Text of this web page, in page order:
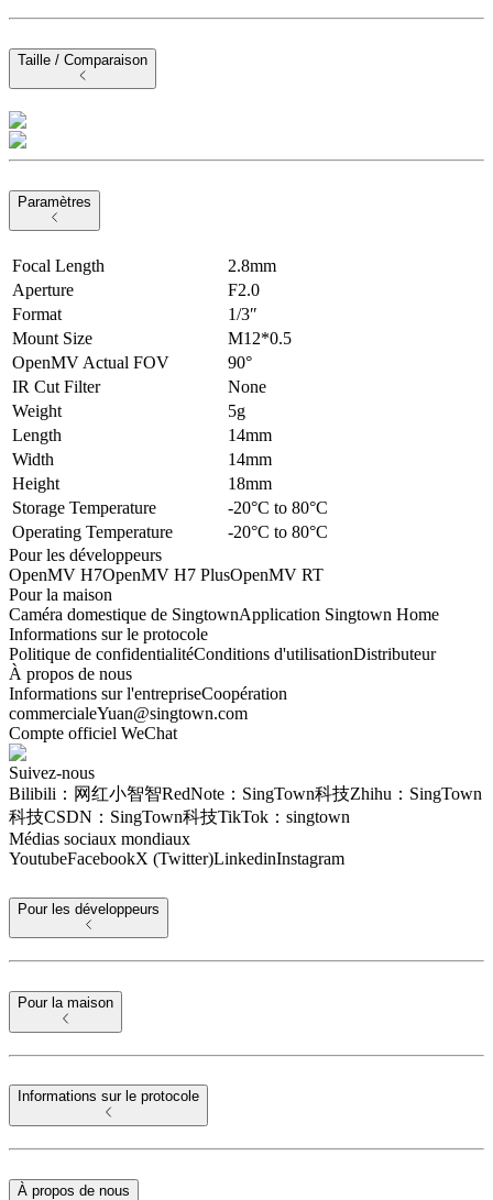
Taille / Comparaison
Paramètres
Focal Length
2.8mm
Aperture
F2.0
Format
1/3″
Mount Size
M12*0.5
OpenMV Actual FOV
90°
IR Cut Filter
None
Weight
5g
Length
14mm
Width
14mm
Height
18mm
Storage Temperature
-20°C to 80°C
Operating Temperature
-20°C to 80°C
Pour les développeurs
OpenMV H7OpenMV H7 PlusOpenMV RT
Pour la maison
Caméra domestique de SingtownApplication Singtown Home
Informations sur le protocole
Politique de confidentialitéConditions d'utilisationDistributeur
À propos de nous
Informations sur l'entrepriseCoopération
commercialeYuan@singtown.com
Compte officiel WeChat
Suivez-nous
Bilibili：网红小智智RedNote：SingTown科技Zhihu：SingTown
科技CSDN：SingTown科技TikTok：singtown
Médias sociaux mondiaux
YoutubeFacebookX (Twitter)LinkedinInstagram
Pour les développeurs
Pour la maison
Informations sur le protocole
À propos de nous